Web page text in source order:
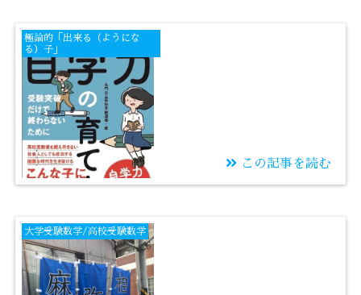
極論的「出来る（ようにな
る）子」
どうかの見分け方
この記事を読む
大学受験数学/高校受験数学